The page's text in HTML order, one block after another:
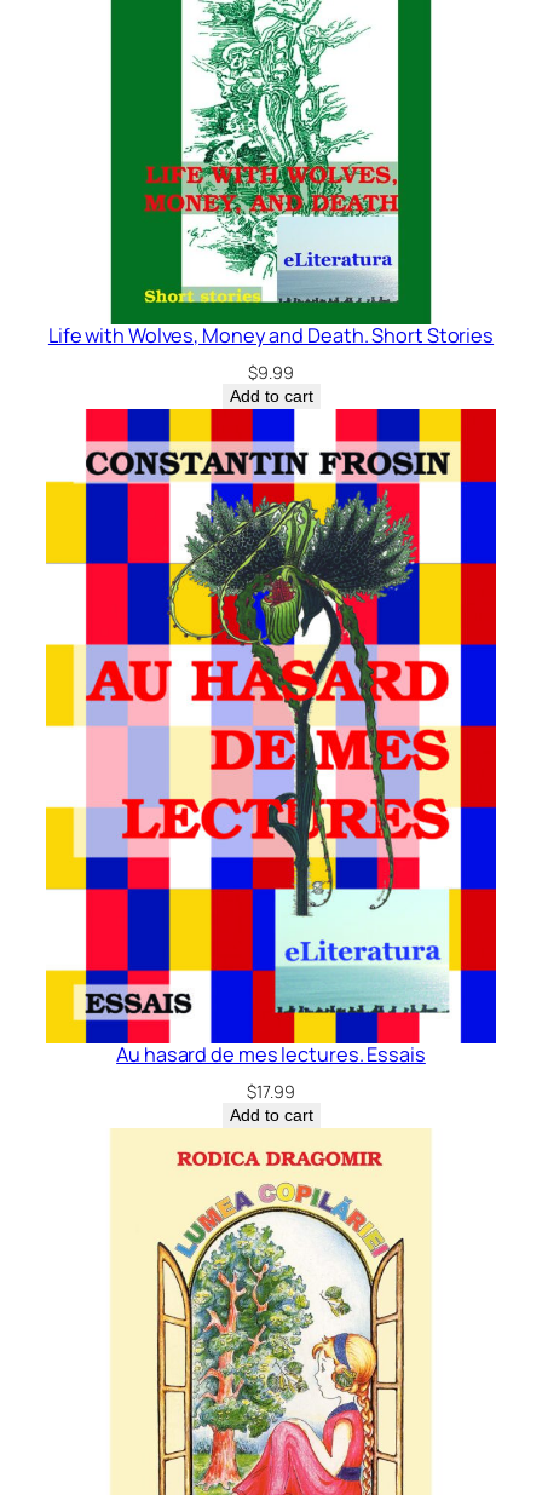
Life with Wolves, Money and Death. Short Stories
$9.99
Add to cart
Au hasard de mes lectures. Essais
$17.99
Add to cart